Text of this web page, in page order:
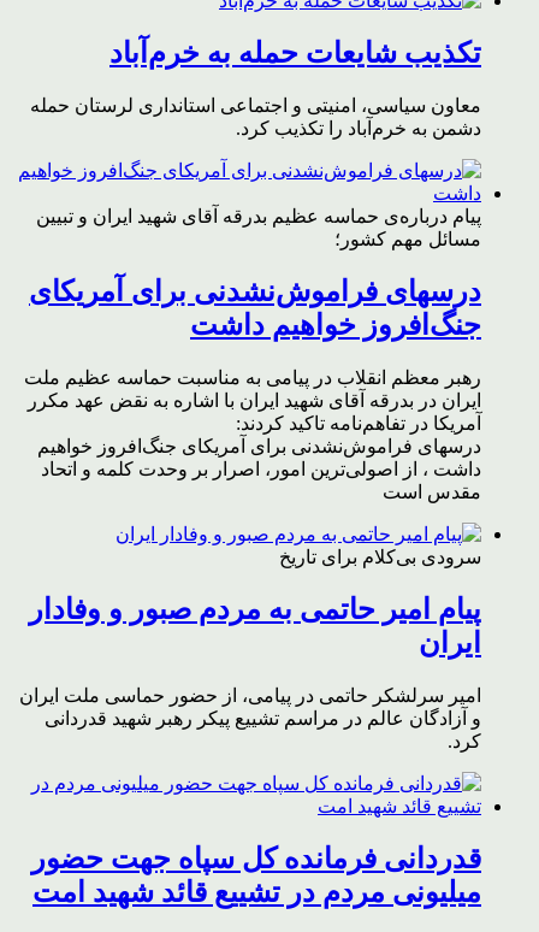
تکذیب شایعات حمله به خرم‌آباد
معاون سیاسی، امنیتی و اجتماعی استانداری لرستان حمله
دشمن به خرم‌آباد را تکذیب کرد.
پیام درباره‌ی حماسه عظیم بدرقه آقای شهید ایران و تبیین
مسائل مهم کشور؛
درسهای فراموش‌نشدنی برای آمریکای
جنگ‌افروز خواهیم داشت
رهبر معظم انقلاب در پیامی به مناسبت حماسه عظیم ملت
ایران در بدرقه آقای شهید ایران با اشاره به نقض عهد مکرر
آمریکا در تفاهم‌نامه تاکید کردند:
درسهای فراموش‌نشدنی برای آمریکای جنگ‌افروز خواهیم
داشت ، از اصولی‌ترین امور، اصرار بر وحدت کلمه و اتحاد
مقدس است
سرودی بی‌کلام برای تاریخ
پیام امیر حاتمی به مردم صبور و وفادار
ایران
امیر سرلشکر حاتمی در پیامی، از حضور حماسی ملت ایران
و آزادگان عالم در مراسم تشییع پیکر رهبر شهید قدردانی
کرد.
قدردانی فرمانده کل سپاه جهت حضور
میلیونی مردم در تشییع قائد شهید امت